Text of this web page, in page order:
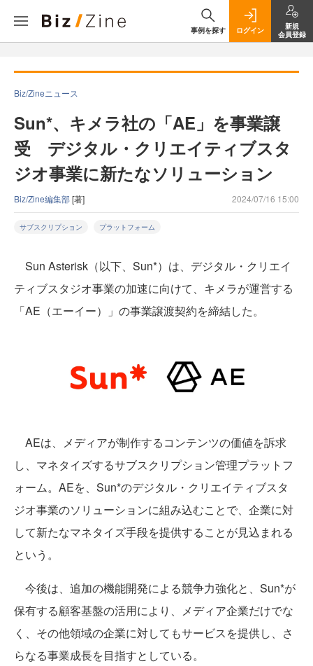
事例を探す ログイン
新規
会員登録
Biz/Zineニュース
Sun*、キメラ社の「AE」を事業譲
受 デジタル・クリエイティブスタ
ジオ事業に新たなソリューション
Biz/Zine編集部[著] 2024/07/16 15:00
サブスクリプション プラットフォーム
Sun Asterisk（以下、Sun*）は、デジタル・クリエイ
ティブスタジオ事業の加速に向けて、キメラが運営する
「AE（エーイー）」の事業譲渡契約を締結した。
AEは、メディアが制作するコンテンツの価値を訴求
し、マネタイズするサブスクリプション管理プラットフ
ォーム。AEを、Sun*のデジタル・クリエイティブスタ
ジオ事業のソリューションに組み込むことで、企業に対
して新たなマネタイズ手段を提供することが見込まれる
という。
今後は、追加の機能開発による競争力強化と、Sun*が
保有する顧客基盤の活用により、メディア企業だけでな
く、その他領域の企業に対してもサービスを提供し、さ
らなる事業成長を目指すとしている。